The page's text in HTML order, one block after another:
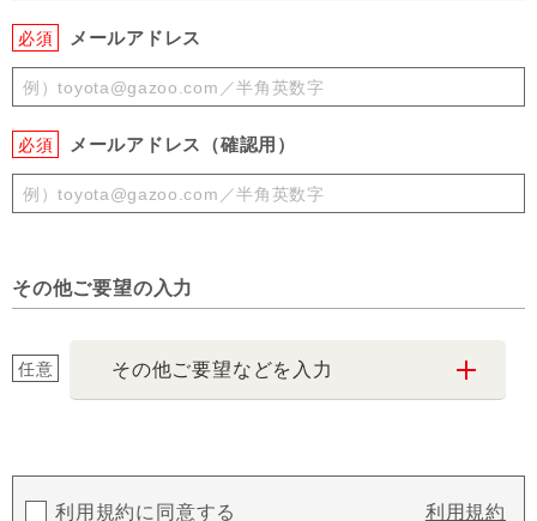
必須 メールアドレス
必須 メールアドレス（確認用）
その他ご要望の入力
任意 その他ご要望などを入力
利用規約に同意する 利用規約